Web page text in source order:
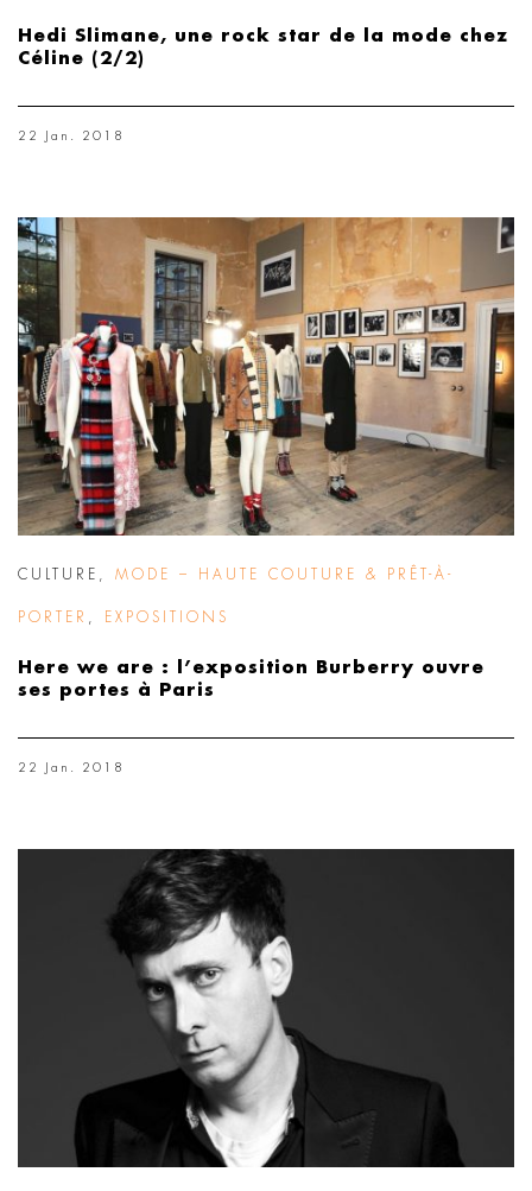
Hedi Slimane, une rock star de la mode chez
Céline (2/2)
22 Jan. 2018
CULTURE MODE – HAUTE COUTURE & PRÊT-À-
PORTER EXPOSITIONS
Here we are : l’exposition Burberry ouvre
ses portes à Paris
22 Jan. 2018